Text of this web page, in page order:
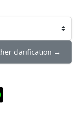
clarification →